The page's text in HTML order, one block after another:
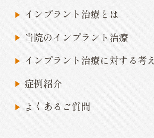
インプラント治療とは
当院のインプラント治療
インプラント治療に対する考え
症例紹介
よくあるご質問